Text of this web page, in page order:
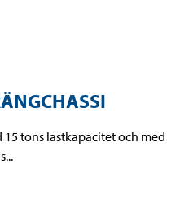
tons lastkapacitet och med